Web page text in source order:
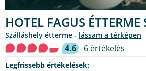
HOTEL FAGUS ÉTTERME
szálláshely étterme - lássam a térképen
4.6 6 értékelés
Legfrissebb értékelések: